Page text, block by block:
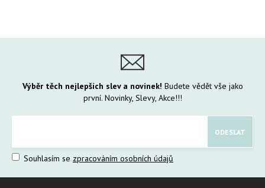
Výběr těch nejlepších slev a novinek! Budete vědět vše jako
první. Novinky, Slevy, Akce!!!
Souhlasím se zpracováním osobních údajů